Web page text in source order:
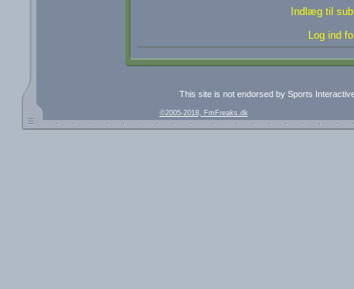
Indlæg til
Log ind
This site is not endorsed by Sports
©2005-2018, FmFreaks.dk